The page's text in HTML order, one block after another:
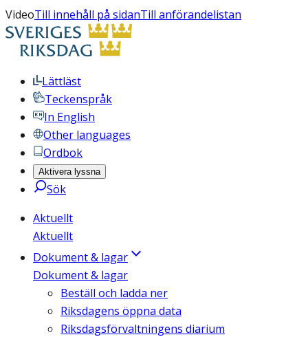
VideoTill innehåll på sidanTill anförandelistan
Lättläst
Teckenspråk
In English
Other languages
Ordbok
Aktivera lyssna
Sök
Aktuellt
Aktuellt
Dokument & lagar
Dokument & lagar
Beställ och ladda ner
Riksdagens öppna data
Riksdagsförvaltningens diarium